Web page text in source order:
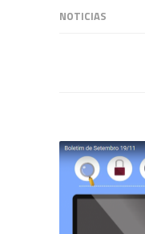
NOTICIAS